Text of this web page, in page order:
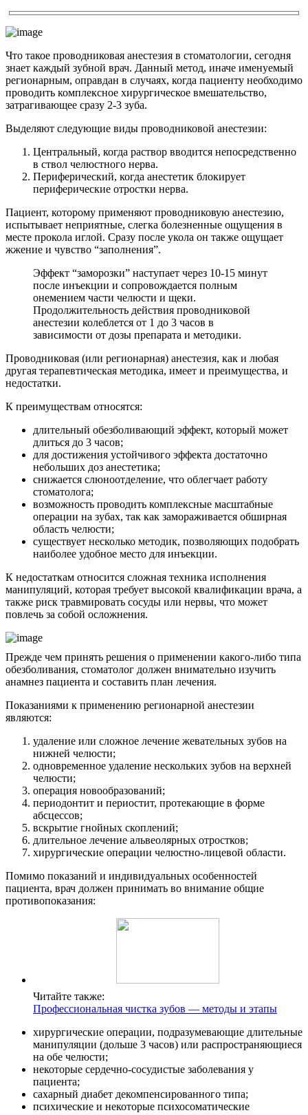
Что такое проводниковая анестезия в стоматологии, сегодня
знает каждый зубной врач. Данный метод, иначе именуемый
регионарным, оправдан в случаях, когда пациенту необходимо
проводить комплексное хирургическое вмешательство,
затрагивающее сразу 2-3 зуба.
Выделяют следующие виды проводниковой анестезии:
Центральный, когда раствор вводится непосредственно
в ствол челюстного нерва.
Периферический, когда анестетик блокирует
периферические отростки нерва.
Пациент, которому применяют проводниковую анестезию,
испытывает неприятные, слегка болезненные ощущения в
месте прокола иглой. Сразу после укола он также ощущает
жжение и чувство “заполнения”.
Эффект “заморозки” наступает через 10-15 минут
после инъекции и сопровождается полным
онемением части челюсти и щеки.
Продолжительность действия проводниковой
анестезии колеблется от 1 до 3 часов в
зависимости от дозы препарата и методики.
Проводниковая (или регионарная) анестезия, как и любая
другая терапевтическая методика, имеет и преимущества, и
недостатки.
К преимуществам относятся:
длительный обезболивающий эффект, который может
длиться до 3 часов;
для достижения устойчивого эффекта достаточно
небольших доз анестетика;
снижается слюноотделение, что облегчает работу
стоматолога;
возможность проводить комплексные масштабные
операции на зубах, так как замораживается обширная
область челюсти;
существует несколько методик, позволяющих подобрать
наиболее удобное место для инъекции.
К недостаткам относится сложная техника исполнения
манипуляций, которая требует высокой квалификации врача, а
также риск травмировать сосуды или нервы, что может
повлечь за собой осложнения.
Прежде чем принять решения о применении какого-либо типа
обезболивания, стоматолог должен внимательно изучить
анамнез пациента и составить план лечения.
Показаниями к применению регионарной анестезии
являются:
удаление или сложное лечение жевательных зубов на
нижней челюсти;
одновременное удаление нескольких зубов на верхней
челюсти;
операция новообразований;
периодонтит и периостит, протекающие в форме
абсцессов;
вскрытие гнойных скоплений;
длительное лечение альвеолярных отростков;
хирургические операции челюстно-лицевой области.
Помимо показаний и индивидуальных особенностей
пациента, врач должен принимать во внимание общие
противопоказания:
Читайте также:
Профессиональная чистка зубов — методы и этапы
хирургические операции, подразумевающие длительные
манипуляции (дольше 3 часов) или распространяющиеся
на обе челюсти;
некоторые сердечно-сосудистые заболевания у
пациента;
сахарный диабет декомпенсированного типа;
психические и некоторые психосоматические